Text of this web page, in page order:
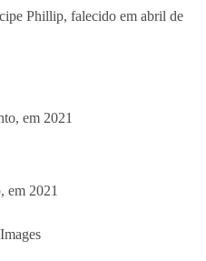
Phillip, falecido em abril de
em 2021